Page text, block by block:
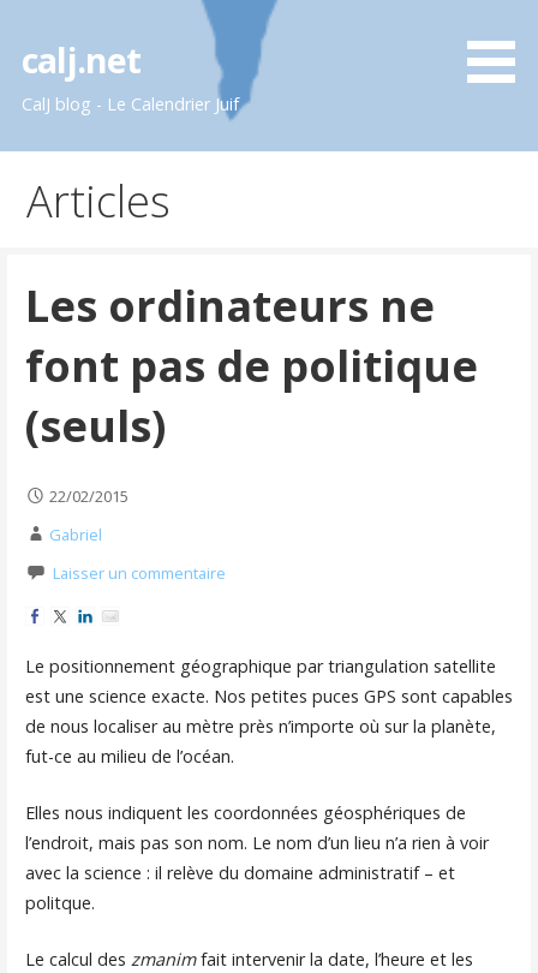
contenu
calj.net
CalJ blog - Le Calendrier Juif
Articles
Les ordinateurs ne
font pas de politique
(seuls)
22/02/2015
Gabriel
Laisser un commentaire
Le positionnement géographique par triangulation satellite
est une science exacte. Nos petites puces GPS sont capables
de nous localiser au mètre près n’importe où sur la planète,
fut-ce au milieu de l’océan.
Elles nous indiquent les coordonnées géosphériques de
l’endroit, mais pas son nom. Le nom d’un lieu n’a rien à voir
avec la science : il relève du domaine administratif – et
politque.
Le calcul des zmanimfait intervenir la date, l’heure et les